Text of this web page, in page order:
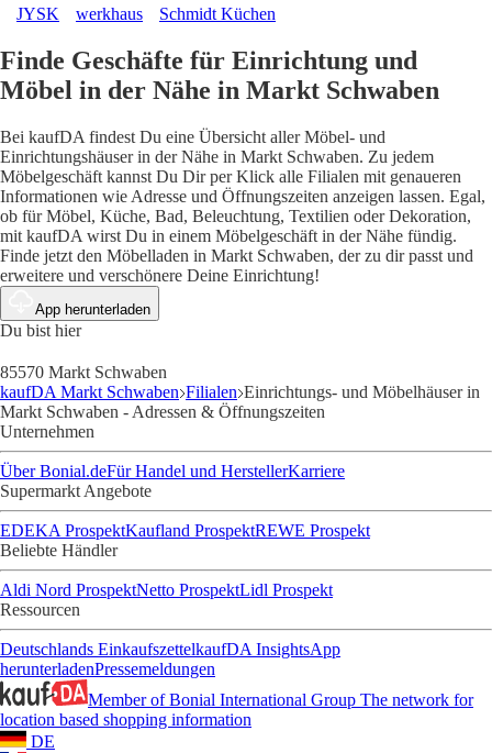
JYSK werkhaus Schmidt Küchen
Finde Geschäfte für Einrichtung und
Möbel in der Nähe in Markt Schwaben
Bei kaufDA findest Du eine Übersicht aller Möbel- und
Einrichtungshäuser in der Nähe in Markt Schwaben. Zu jedem
Möbelgeschäft kannst Du Dir per Klick alle Filialen mit genaueren
Informationen wie Adresse und Öffnungszeiten anzeigen lassen. Egal,
ob für Möbel, Küche, Bad, Beleuchtung, Textilien oder Dekoration,
mit kaufDA wirst Du in einem Möbelgeschäft in der Nähe fündig.
Finde jetzt den Möbelladen in Markt Schwaben, der zu dir passt und
erweitere und verschönere Deine Einrichtung!
App herunterladen
Du bist hier
85570 Markt Schwaben
kaufDA Markt Schwaben Filialen Einrichtungs- und Möbelhäuser in
Markt Schwaben - Adressen & Öffnungszeiten
Unternehmen
Über Bonial.deFür Handel und HerstellerKarriere
Supermarkt Angebote
EDEKA ProspektKaufland ProspektREWE Prospekt
Beliebte Händler
Aldi Nord ProspektNetto ProspektLidl Prospekt
Ressourcen
Deutschlands EinkaufszettelkaufDA InsightsApp
herunterladenPressemeldungen
Member of Bonial International Group The network for
location based shopping information
DE